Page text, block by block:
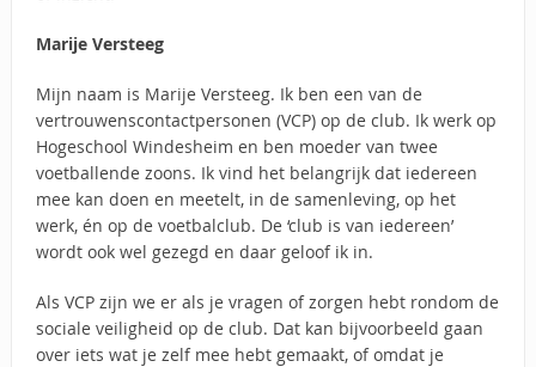
Marije Versteeg
Mijn naam is Marije Versteeg. Ik ben een van de
vertrouwenscontactpersonen (VCP) op de club. Ik werk op
Hogeschool Windesheim en ben moeder van twee
voetballende zoons. Ik vind het belangrijk dat iedereen
mee kan doen en meetelt, in de samenleving, op het
werk, én op de voetbalclub. De ‘club is van iedereen’
wordt ook wel gezegd en daar geloof ik in.
Als VCP zijn we er als je vragen of zorgen hebt rondom de
sociale veiligheid op de club. Dat kan bijvoorbeeld gaan
over iets wat je zelf mee hebt gemaakt, of omdat je